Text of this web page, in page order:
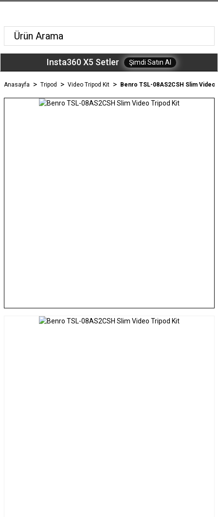
Insta360 X5 Setler Şimdi Satın Al
Anasayfa Tripod Video Tripod Kit Benro TSL-08AS2CSH Slim Video